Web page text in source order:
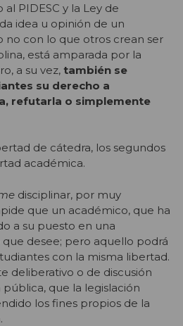
PIDESC y la Ley de
idea u opinión de un
no con lo que otros crean ser
está amparada por la
a su vez, también se
su derecho a
refutarla o simplemente
de cátedra, los segundos
académica.
disciplinar, por muy
que un académico, que ha
a su puesto en una
que desee; pero aquello podrá
con la misma libertad.
deliberativo o de discusión
que la legislación
los fines propios de la